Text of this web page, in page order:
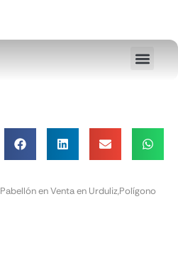
Pabellón en Venta en Urduliz,Polígono